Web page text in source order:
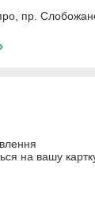
пр.
на вашу